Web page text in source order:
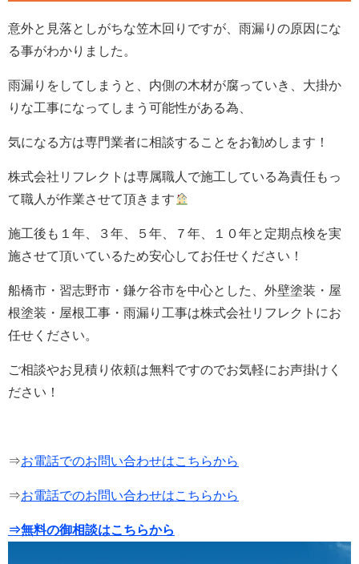
意外と見落としがちな笠木回りですが、雨漏りの原因にな
る事がわかりました。
雨漏りをしてしまうと、内側の木材が腐っていき、大掛か
りな工事になってしまう可能性がある為、
気になる方は専門業者に相談することをお勧めします！
株式会社 リフレクト は専属職人で施工している為責任もっ
て職人が作業させて頂きます
施工後も１年、３年、５年、７年、１０年と定期点検を実
施させて頂いているため安心してお任せください！
船橋市・習志野市・鎌ケ谷市を中心とした、外壁塗装・屋
根塗装・屋根工事・雨漏り工事は株式会社リフレクトにお
任せください。
ご相談やお見積り依頼は無料ですのでお気軽にお声掛けく
ださい！
⇒お電話でのお問い合わせはこちらから
⇒お電話でのお問い合わせはこちらから
⇒無料の御相談はこちらから